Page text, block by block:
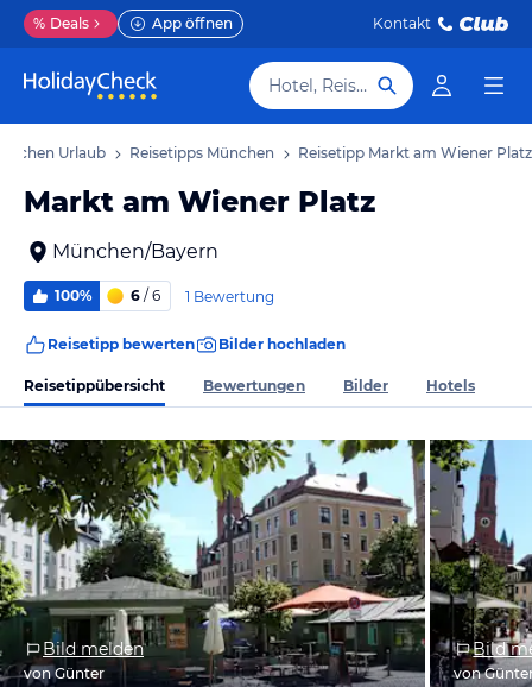
% Deals App öffnen Kontakt
Hotel, Reiseziel
Urlaub Reisetipps München Reisetipp Markt am Wiener Platz
Markt am Wiener Platz
München/Bayern
100% 6 / 6 1 Bewertung
Reisetipp bewerten Bilder hochladen
Reisetippübersicht Bewertungen Bilder Hotels
Bild melden
von Günter
Bild
von